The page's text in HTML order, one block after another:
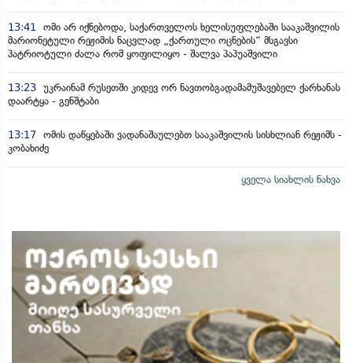
13:41 ომი არ იქნებოდა, საქართველოს ხელისუფლებაში სააკაშვილის
მარიონეტული რეჟიმის ნაცვლად „ქართული ოცნების“ მსგავსი
პატრიოტული ძალა რომ ყოფილიყო - შალვა პაპუაშვილი
13:23 უკრაინამ რუსეთში კიდევ ორ ნავთობგადამამუშავებელ ქარხანას
დაარტყა - გენშტაბი
13:17 ომის დაწყებაში ვადანაშაულებთ სააკაშვილის სისხლიან რეჟიმს -
კობახიძე
ყველა სიახლის ნახვა